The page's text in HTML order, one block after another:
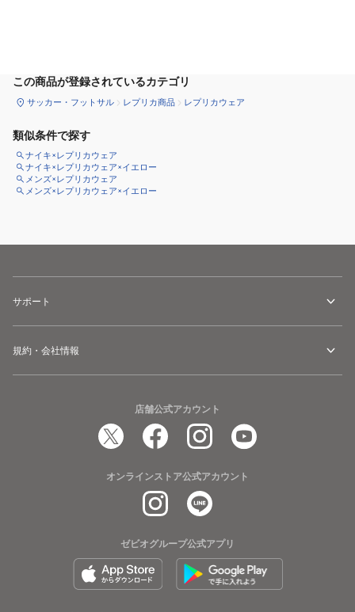
この商品が登録されているカテゴリ
サッカー・フットサル レプリカ商品 レプリカウェア
類似条件で探す
ナイキ×レプリカウェア
ナイキ×レプリカウェア×イエロー
メンズ×レプリカウェア
メンズ×レプリカウェア×イエロー
サポート
規約・会社情報
店舗公式アカウント
オンラインストア公式アカウント
ゼビオグループ公式アプリ